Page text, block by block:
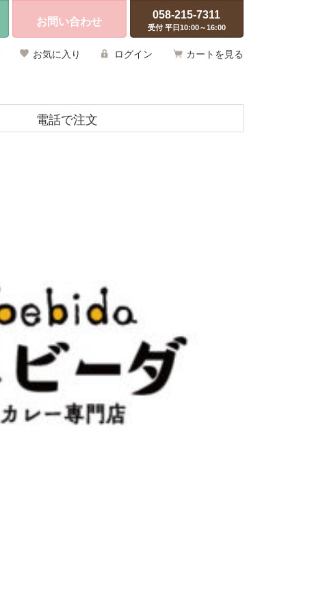
お問い合わせ
058-215-7311
受付 平日10:00～16:00
お気に入り ログイン カートを見る
電話で注文